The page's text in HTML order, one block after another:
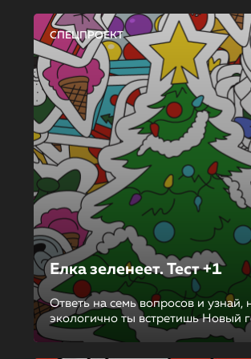
СПЕЦПРОЕКТ
Елка зеленеет. Тест +1
Ответь на семь вопросов и узнай,
экологично ты встретишь Новый